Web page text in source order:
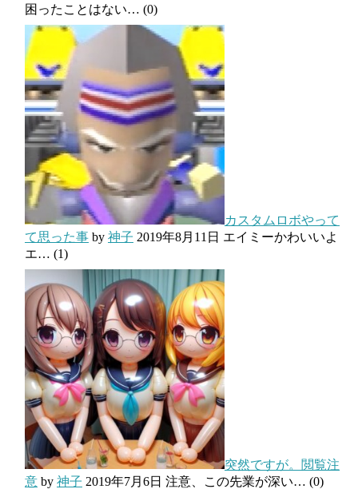
困ったことはない… (0)
カスタムロボやって
て思った事 by 神子 2019年8月11日 エイミーかわいいよ
エ… (1)
突然ですが。閲覧注
意 by 神子 2019年7月6日 注意、この先業が深い… (0)